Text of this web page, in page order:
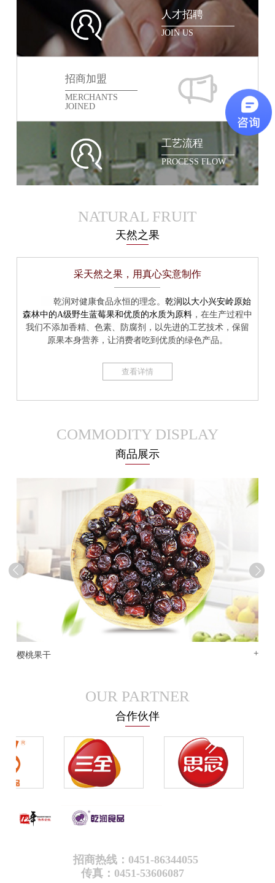
人才招聘
JOIN US
招商加盟
MERCHANTS
JOINED
工艺流程
PROCESS FLOW
NATURAL FRUIT
天然之果
采天然之果，用真心实意制作
乾润对健康食品永恒的理念。乾润以大小兴安岭原始
森林中的A级野生蓝莓果和优质的水质为原料，在生产过程中
我们不添加香精、色素、防腐剂，以先进的工艺技术，保留
原果本身营养，让消费者吃到优质的绿色产品。
查看详情
COMMODITY DISPLAY
商品展示
樱桃果干 +
OUR PARTNER
合作伙伴
招商热线：0451-86344055
传真：0451-53606087